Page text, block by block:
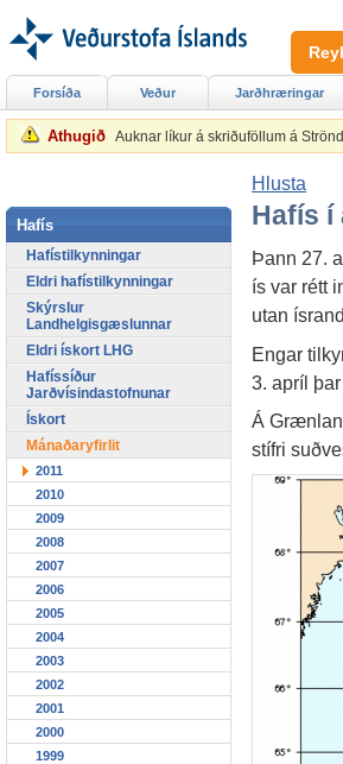
Athugið Auknar líkur á skriðuföllum á
Hlusta
Hafís í
Þann 27.
ís var rétt
utan
Engar
3. apríl
Á
stífri
Forsíða Veður Jarðhræringar
Hafís
Hafístilkynningar
Eldri hafístilkynningar
Skýrslur
Landhelgisgæslunnar
Eldri ískort LHG
Hafíssíður
Jarðvísindastofnunar
Ískort
Mánaðaryfirlit
2011
2010
2009
2008
2007
2006
2005
2004
2003
2002
2001
2000
1999